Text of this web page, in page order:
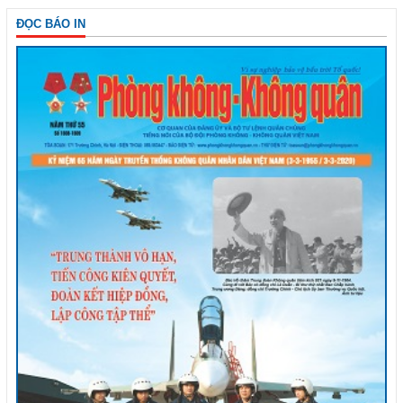
ĐỌC BÁO IN